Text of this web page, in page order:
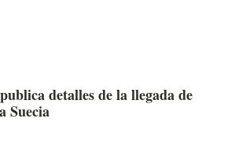
detalles de la llegada de
Suecia